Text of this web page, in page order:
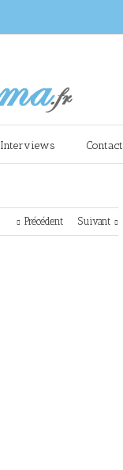
Interviews Contact
Précédent Suivant